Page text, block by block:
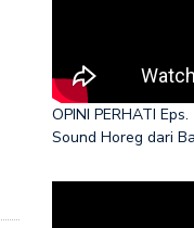
OPINI PERHATI
Sound Horeg dari